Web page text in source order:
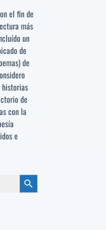
el fin de
más
un
de
de
historias
de
con la
e
Botón de búsqueda